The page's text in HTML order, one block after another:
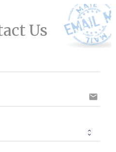
Us
email